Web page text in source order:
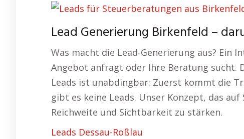
Lead Generierung Birkenfeld –
Was macht die Lead-Generierung aus? Ein
Angebot anfragt oder Ihre Beratung sucht.
Leads ist unabdingbar: Zuerst kommt die
gibt es keine Leads. Unser Konzept, das
Reichweite und Sichtbarkeit zu stärken.
Leads Dessau-Roßlau